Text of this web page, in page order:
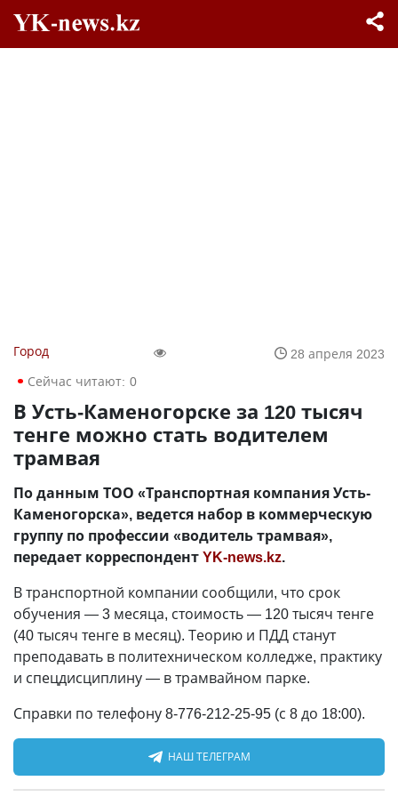
Город
28 апреля 2023
Сейчас читают: 0
В Усть-Каменогорске за 120 тысяч
тенге можно стать водителем
трамвая
По данным ТОО «Транспортная компания Усть-
Каменогорска», ведется набор в коммерческую
группу по профессии «водитель трамвая»,
передает корреспондентYK-news.kz.
В транспортной компании сообщили, что срок
обучения — 3 месяца, стоимость — 120 тысяч тенге
(40 тысяч тенге в месяц). Теорию и ПДД станут
преподавать в политехническом колледже, практику
и спецдисциплину — в трамвайном парке.
Справки по телефону 8-776-212-25-95 (с 8 до 18:00).
НАШ ТЕЛЕГРАМ